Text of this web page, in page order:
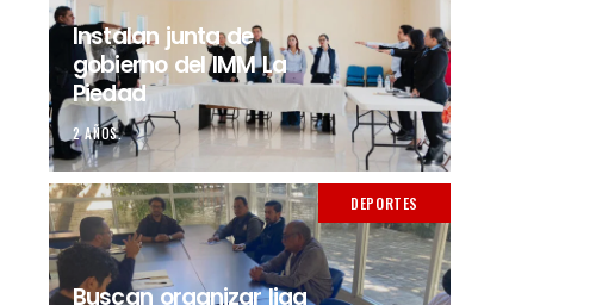
Instalan junta de
gobierno del IMM La
Piedad
2 AÑOS.
DEPORTES
Buscan organizar liga